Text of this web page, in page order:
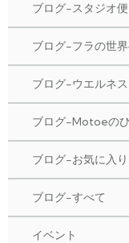
ブログ-スタジオ便
ブログ-フラの世
ブログ-ウエルネ
ブログ-Motoeの
ブログ-お気に入
ブログ-すべて
イベント